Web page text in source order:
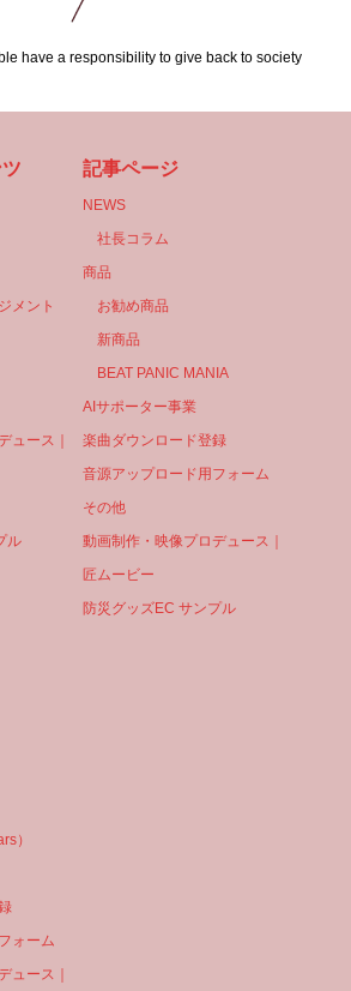
have a responsibility to give back to society
メント
ュース｜
ル
記事ページ
NEWS
社長コラム
商品
お勧め商品
新商品
BEAT PANIC MANIA
AIサポーター事業
楽曲ダウンロード登録
音源アップロード用フォーム
その他
動画制作・映像プロデュース｜
匠ムービー
防災グッズEC サンプル
）
ォーム
ュース｜